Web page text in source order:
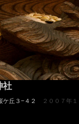
社
ケ丘３−４２ ２００７年